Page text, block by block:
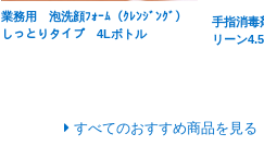
業務用 泡洗顔ﾌｫｰﾑ（ｸﾚﾝｼﾞﾝｸﾞ）
しっとりタイプ 4Lボトル
手指消
リーン
すべてのおすすめ商品を見る